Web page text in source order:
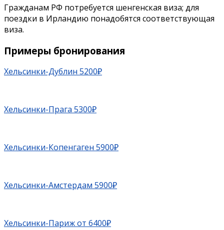
Гражданам РФ потребуется шенгенская виза; для
поездки в Ирландию понадобятся соответствующая
виза.
Примеры бронирования
Хельсинки-Дублин 5200₽
Хельсинки-Прага 5300₽
Хельсинки-Копенгаген 5900₽
Хельсинки-Амстердам 5900₽
Хельсинки-Париж от 6400₽